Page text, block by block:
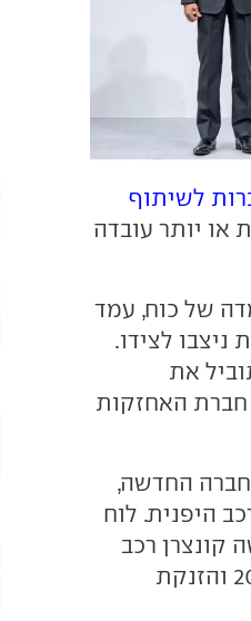
לשיתוף
או יותר עובדה
של כוח, עמד
לצידו.
את
חברת האחזקות
החדשה,
3 בתעשיית הרכב היפנית. לוח
רכב
חדש, כולל סגירת כל הקצוות עד חודש יוני 2025 והזנקת